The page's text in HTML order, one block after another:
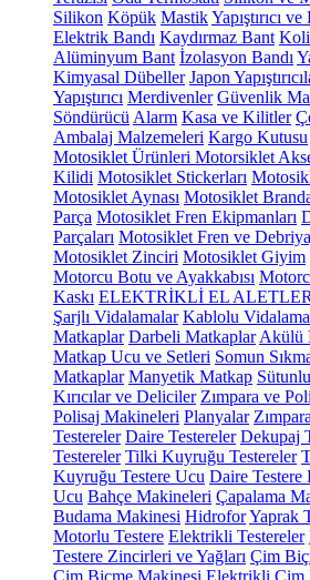
Silikon Köpük MastikYapıştırıcı
Elektrik Bandı Kaydırmaz Bant Koli
Alüminyum Bant İzolasyon Bandı
Kimyasal Dübeller Japon
Yapıştırıcı Merdivenler Güvenlik
Söndürücü Alarm Kasa ve Kilitler
Ambalaj Malzemeleri Kargo Kutusu
Motosiklet Ürünleri Motorsiklet
Kilidi Motosiklet Stickerları
Motosiklet Aynası Motosiklet
Parça Motosiklet Fren Ekipmanları
Parçaları Motosiklet Fren ve
Motosiklet Zinciri Motosiklet Giyim
Motorcu Botu ve Ayakkabısı
Kaskı ELEKTRİKLİ EL
Şarjlı Vidalamalar Kablolu
Matkaplar Darbeli Matkaplar Akülü
Matkap Ucu ve Setleri Somun
Matkaplar Manyetik Matkap
Kırıcılar ve Deliciler Zımpara ve
Polisaj Makineleri Planyalar
Testereler Daire Testereler Dekupaj
Testereler Tilki Kuyruğu Testereler
Kuyruğu Testere Ucu Daire Testere
Ucu Bahçe Makineleri Çapalama
Budama Makinesi HidroforYaprak
Motorlu Testere Elektrikli Testereler
Testere Zincirleri ve Yağları Çim
Çim Biçme Makinesi Elektrikli Çim